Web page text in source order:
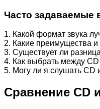
Часто задаваемые
1. Какой формат звука
2. Какие преимущества и
3. Существует ли
4. Как выбрать между
5. Могу ли я слушать CD
Сравнение CD